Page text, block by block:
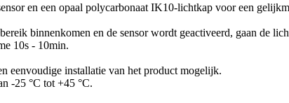
en een opaal polycarbonaat IK10-lichtkap voor een
binnenkomen en de sensor wordt geactiveerd, gaan de
10s - 10min.
eenvoudige installatie van het product mogelijk.
-25 °C tot +45 °C.